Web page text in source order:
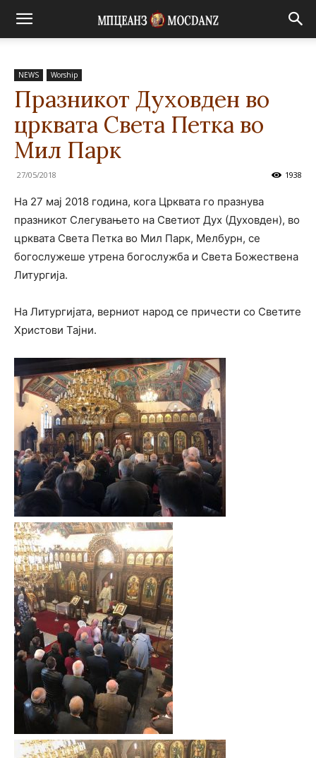
NEWS Worship
Празникот Духовден во
црквата Света Петка во
Мил Парк
27/05/2018 1938
На 27 мај 2018 година, кога Црквата го празнува
празникот Слегувањето на Светиот Дух (Духовден), во
црквата Света Петка во Мил Парк, Мелбурн, се
богослужеше утрена богослужба и Света Божествена
Литургија.
На Литургијата, верниот народ се причести со Светите
Христови Тајни.